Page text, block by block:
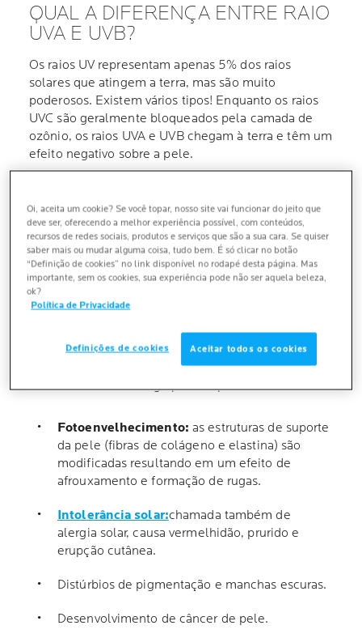
QUAL A DIFERENÇA ENTRE RAIO
UVA E UVB?
Os raios UV representam apenas 5% dos raios
solares que atingem a terra, mas são muito
poderosos. Existem vários tipos! Enquanto os raios
UVC são geralmente bloqueados pela camada de
ozônio, os raios UVA e UVB chegam à terra e têm um
efeito negativo sobre a pele.
("envelhecimento", em inglês) Ocorrendo durante
todo o ano, mesmo em dias nublados, os raios UVA
representam 95% dos raios ultravioletas que tocam
a superfície da terra. É bom ter muito cuidado
porque eles são muito resistentes, podem atravessar
as nuvens, vidro e a epiderme. Ao contrário dos raios
UVB, que causam queimaduras, os raios UVA podem
penetrar muito profundamente dentro da pele,
alcançando as células da derme (camada mais
profunda da pele) e produzindo radicais livres,
causando danos a longo prazo e provocar:
Fotoenvelhecimento: as estruturas de suporte
da pele (fibras de colágeno e elastina) são
modificadas resultando em um efeito de
afrouxamento e formação de rugas.
Intolerância solar:chamada também de
alergia solar, causa vermelhidão, prurido e
erupção cutânea.
Distúrbios de pigmentação e manchas escuras.
Desenvolvimento de câncer de pele.
Oi, aceita um cookie? Se você topar, nosso site vai funcionar do jeito que
deve ser, oferecendo a melhor experiência possível, com conteúdos,
recursos de redes sociais, produtos e serviços que são a sua cara. Se quiser
saber mais ou mudar alguma coisa, tudo bem. É só clicar no botão
“Definição de cookies” no link disponível no rodapé desta página. Mas
importante, sem os cookies, sua experiência pode não ser aquela beleza,
ok?
Política de Privacidade
Definições de cookies Aceitar todos os cookies